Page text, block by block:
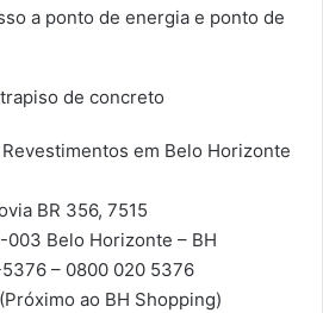
a ponto de energia e ponto de
de concreto
em Belo Horizonte
BR 356, 7515
003 Belo Horizonte – BH
– 0800 020 5376
(Próximo ao BH Shopping)